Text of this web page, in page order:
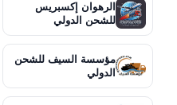
الرهوان إكسبريس
للشحن الدولي
مؤسسة السيف للشحن
الدولي